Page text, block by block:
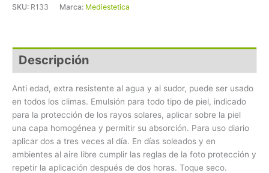
SKU: R133 Marca: Mediestetica
Descripción
Anti edad, extra resistente al agua y al sudor, puede ser usado
en todos los climas. Emulsión para todo tipo de piel, indicado
para la protección de los rayos solares, aplicar sobre la piel
una capa homogénea y permitir su absorción. Para uso diario
aplicar dos a tres veces al día. En días soleados y en
ambientes al aire libre cumplir las reglas de la foto protección y
repetir la aplicación después de dos horas. Toque seco.